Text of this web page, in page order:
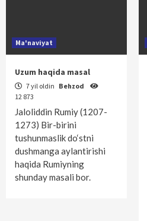
Ma'naviyat
Uzum haqida masal
7 yil oldin Behzod
12 873
Jaloliddin Rumiy (1207-
1273) Bir-birini
tushunmaslik do‘stni
dushmanga aylantirishi
haqida Rumiyning
shunday masali bor.